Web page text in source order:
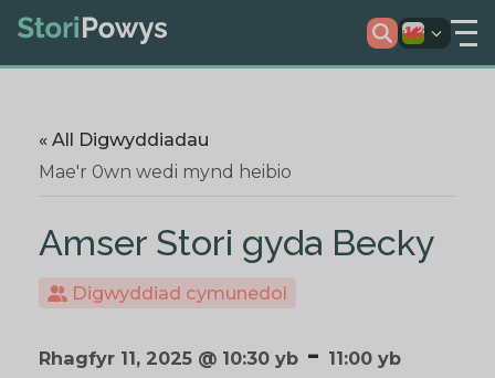
« All Digwyddiadau
Mae'r 0wn wedi mynd heibio
Amser Stori gyda Becky
Digwyddiad cymunedol
Rhagfyr 11, 2025 @ 10:30 yb - 11:00 yb